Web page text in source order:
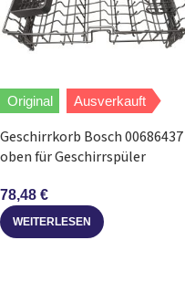
Original Ausverkauft
Geschirrkorb Bosch 00686437
oben für Geschirrspüler
78,48 €
WEITERLESEN